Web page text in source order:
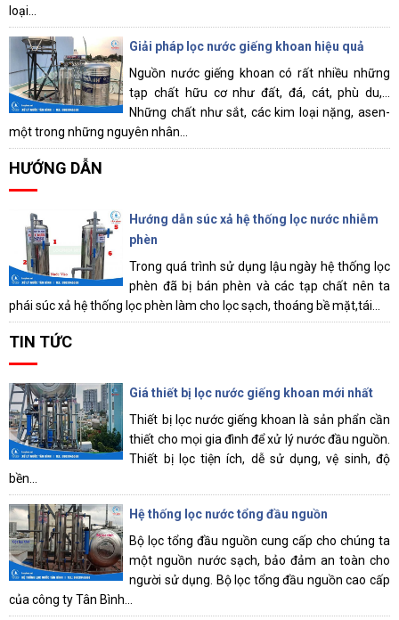
loại...
Giải pháp lọc nước giếng khoan hiệu quả
Nguồn nước giếng khoan có rất nhiều những
tạp chất hữu cơ như đất, đá, cát, phù du,…
Những chất như sắt, các kim loại nặng, asen-
một trong những nguyên nhân...
HƯỚNG DẪN
Hướng dẫn súc xả hệ thống lọc nước nhiễm
phèn
Trong quá trình sử dụng lậu ngày hệ thống lọc
phèn đã bị bán phèn và các tạp chất nên ta
phái súc xả hệ thống lọc phèn làm cho lọc sạch, thoáng bề mặt,tái...
TIN TỨC
Giá thiết bị lọc nước giếng khoan mới nhất
Thiết bị lọc nước giếng khoan là sản phẩn cần
thiết cho mọi gia đình để xử lý nước đầu nguồn.
Thiết bị lọc tiện ích, dễ sử dụng, vệ sinh, độ
bền...
Hệ thống lọc nước tổng đầu nguồn
Bộ lọc tổng đầu nguồn cung cấp cho chúng ta
một nguồn nước sạch, bảo đảm an toàn cho
người sử dụng. Bộ lọc tổng đầu nguồn cao cấp
của công ty Tân Bình...